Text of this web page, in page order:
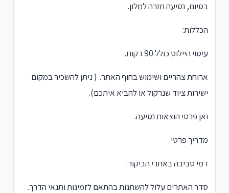
בסיום, נסיעה חזרה למלון.
הכללות:
עיסוי היילוט כולל 90 דקות.
ארוחת צהריים ושימוש בחוף האתר. ( ניתן להשכיר במקום
ישירות ציוד שנרקול או להביא איתכם).
ואן פרטי הוצאות נסיעה.
מדריך פרטי.
דמי סביבה באתרי הביקור.
סדר האתרים עלול להשתנות בהתאם לזמינות ותנאי הדרך.